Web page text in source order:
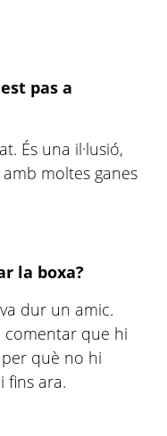
pas a
És una il·lusió,
moltes ganes
la boxa?
dur un amic.
comentar que hi
què no hi
fins ara.